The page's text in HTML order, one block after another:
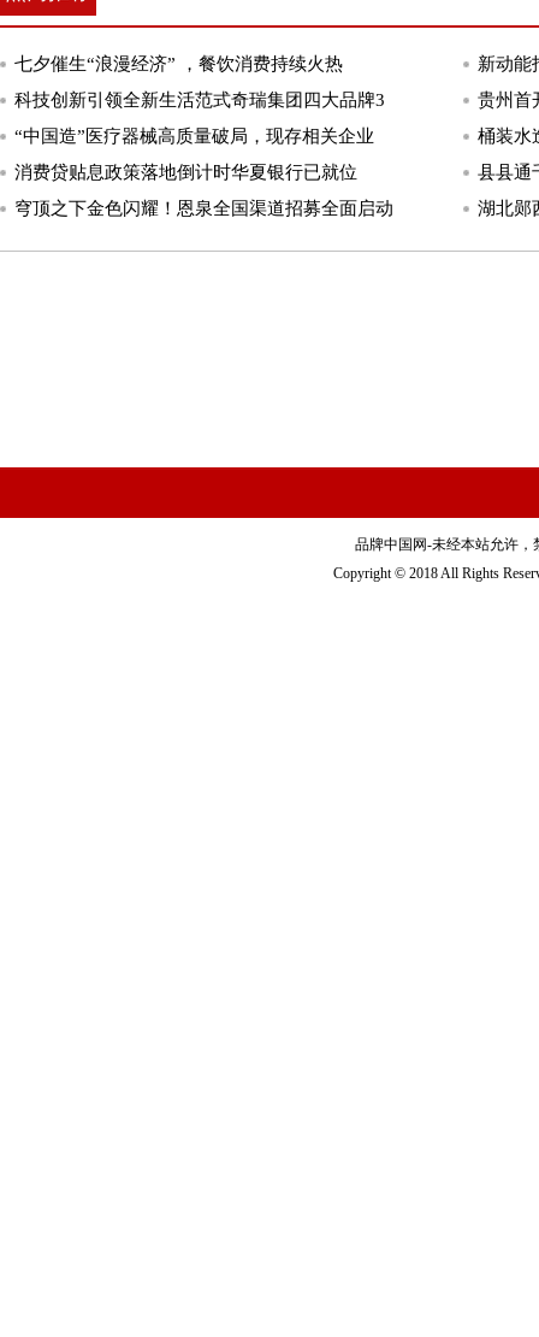
七夕催生“浪漫经济” ，餐饮消费持续火热
新动能
科技创新引领全新生活范式奇瑞集团四大品牌3
贵州首
“中国造”医疗器械高质量破局，现存相关企业
桶装水
消费贷贴息政策落地倒计时华夏银行已就位
县县通
穹顶之下金色闪耀！恩泉全国渠道招募全面启动
湖北郧
品牌中国网-未经本站允许，
Copyright © 2018 All Rights